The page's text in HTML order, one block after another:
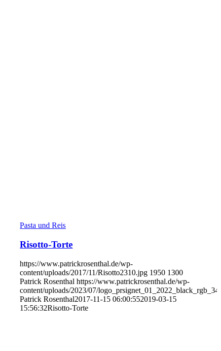
Pasta und Reis
Risotto-Torte
https://www.patrickrosenthal.de/wp-
content/uploads/2017/11/Risotto2310.jpg 1950 1300
Patrick Rosenthal https://www.patrickrosenthal.de/wp-
content/uploads/2023/07/
Patrick Rosenthal2017-11-15 06:00:552019-03-15
15:56:32Risotto-Torte